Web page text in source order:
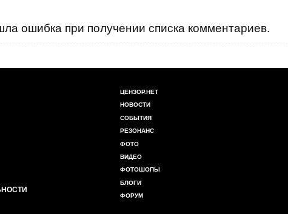
ошибка при получении списка комментариев.
ЦЕНЗОР.НЕТ
НОВОСТИ
СОБЫТИЯ
РЕЗОНАНС
ФОТО
ВИДЕО
ФОТОШОПЫ
БЛОГИ
ФОРУМ